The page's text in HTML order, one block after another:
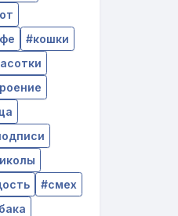
кошки
смех